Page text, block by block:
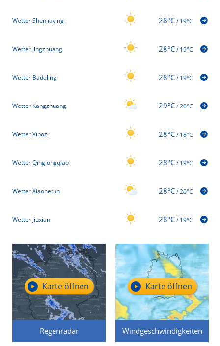
Wetter Shenjiaying 28°C/19°C
Wetter Jingzhuang 28°C/19°C
Wetter Badaling 28°C/19°C
Wetter Kangzhuang 29°C/20°C
Wetter Xibozi 28°C/18°C
Wetter Qinglongqiao 28°C/19°C
Wetter Xiaohetun 28°C/20°C
Wetter Jiuxian 28°C/19°C
Regenradar
Karte öffnen
Windgeschwindigkeiten
Karte öffnen